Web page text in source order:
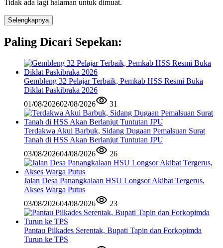
Tidak ada lagi halaman untuk dimuat.
Selengkapnya
Paling Dicari Sepekan:
Gembleng 32 Pelajar Terbaik, Pemkab HSS Resmi Buka
Diklat Paskibraka 2026
01/08/202602/08/2026 31
Terdakwa Akui Barbuk, Sidang Dugaan Pemalsuan Surat
Tanah di HSS Akan Berlanjut Tuntutan JPU
03/08/202604/08/2026 26
Jalan Desa Panangkalaan HSU Longsor Akibat Tergerus,
Akses Warga Putus
03/08/202604/08/2026 23
Pantau Pilkades Serentak, Bupati Tapin dan Forkopimda
Turun ke TPS